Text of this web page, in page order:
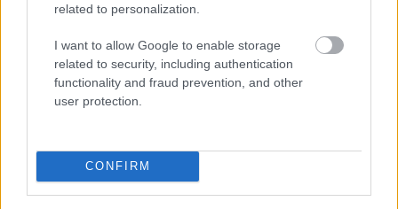
related to personalization.
I want to allow Google to enable storage
related to security, including authentication
functionality and fraud prevention, and other
user protection.
CONFIRM
Γερμανία: Νέα έρευνα για την άμυνα
απέναντι στα drones – Καμπανάκι
μετά τον εντοπισμό εκρηκτικών στη
Λειψία